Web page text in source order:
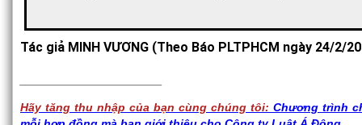
Tác giả MINH VƯƠNG (Theo Báo PLTPHCM ngày 24/2/
Hãy tăng thu nhập của bạn cùng chúng tôi: Chương trình